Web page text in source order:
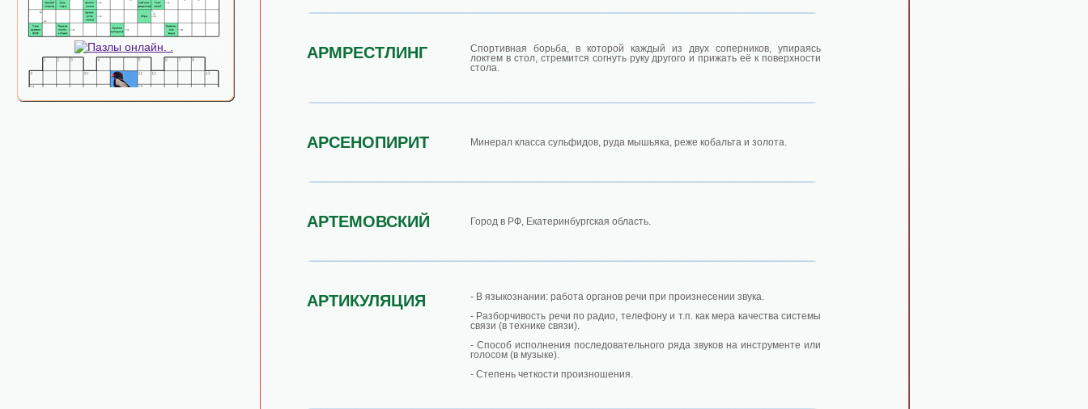
АРМРЕСТЛИНГ
Спортивная борьба, в которой каждый из двух соперников, упираясь
локтем в стол, стремится согнуть руку другого и прижать её к поверхности
стола.
АРСЕНОПИРИТ Минерал класса сульфидов, руда мышьяка, реже кобальта и золота.
АРТЕМОВСКИЙ Город в РФ, Екатеринбургская область.
АРТИКУЛЯЦИЯ
- В языкознании: работа органов речи при произнесении звука.
- Разборчивость речи по радио, телефону и т.п. как мера качества системы
связи (в технике связи).
- Способ исполнения последовательного ряда звуков на инструменте или
голосом (в музыке).
- Степень четкости произношения.